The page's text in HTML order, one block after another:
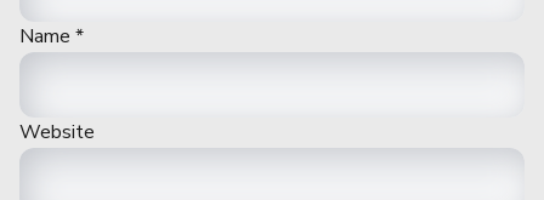
Name *
Website